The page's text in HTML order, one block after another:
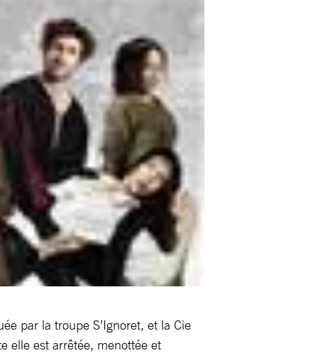
par la troupe S’Ignoret, et la Cie
elle est arrêtée, menottée et